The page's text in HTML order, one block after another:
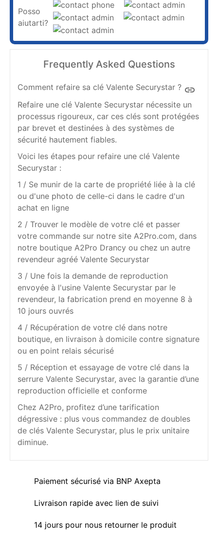
Posso
aiutarti?
Frequently Asked Questions
Comment refaire sa clé Valente Securystar ? insert_link
Refaire une clé Valente Securystar nécessite un
processus rigoureux, car ces clés sont protégées
par brevet et destinées à des systèmes de
sécurité hautement fiables.
Voici les étapes pour refaire une clé Valente
Securystar :
1 / Se munir de la carte de propriété liée à la clé
ou d'une photo de celle-ci dans le cadre d'un
achat en ligne
2 / Trouver le modèle de votre clé et passer
votre commande sur notre site A2Pro.com, dans
notre boutique A2Pro Drancy ou chez un autre
revendeur agréé Valente Securystar
3 / Une fois la demande de reproduction
envoyée à l'usine Valente Securystar par le
revendeur, la fabrication prend en moyenne 8 à
10 jours ouvrés
4 / Récupération de votre clé dans notre
boutique, en livraison à domicile contre signature
ou en point relais sécurisé
5 / Réception et essayage de votre clé dans la
serrure Valente Securystar, avec la garantie d’une
reproduction officielle et conforme
Chez A2Pro, profitez d’une tarification
dégressive : plus vous commandez de doubles
de clés Valente Securystar, plus le prix unitaire
diminue.
Paiement sécurisé via BNP Axepta
Livraison rapide avec lien de suivi
14 jours pour nous retourner le produit